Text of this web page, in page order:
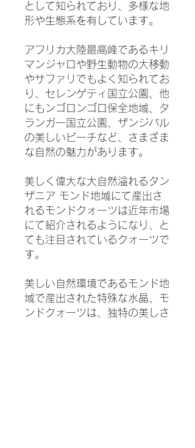
として知られており、多様な地
形や生態系を有しています。
アフリカ大陸最高峰であるキリ
マンジャロや野生動物の大移動
やサファリでもよく知られてお
り、セレンゲティ国立公園、他
にもンゴロンゴロ保全地域、タ
ランガー国立公園、ザンジバル
の美しいビーチなど、さまざま
な自然の魅力があります。
美しく偉大な大自然溢れるタン
ザニア モンド地域にて産出さ
れるモンドクォーツは近年市場
にて紹介されるようになり、と
ても注目されているクォーツで
す。
美しい自然環境であるモンド地
域で産出された特殊な水晶、モ
ンドクォーツは、独特の美しさ